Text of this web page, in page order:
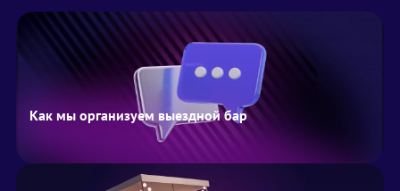
Как мы организуем выездной бар